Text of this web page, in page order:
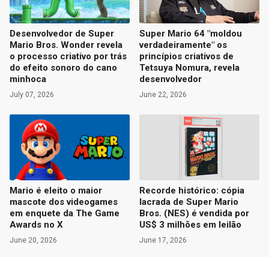
Desenvolvedor de Super
Mario Bros. Wonder revela
o processo criativo por trás
do efeito sonoro do cano
minhoca
July 07, 2026
Super Mario 64 "moldou
verdadeiramente" os
princípios criativos de
Tetsuya Nomura, revela
desenvolvedor
June 22, 2026
Mario é eleito o maior
mascote dos videogames
em enquete da The Game
Awards no X
June 20, 2026
Recorde histórico: cópia
lacrada de Super Mario
Bros. (NES) é vendida por
US$ 3 milhões em leilão
June 17, 2026